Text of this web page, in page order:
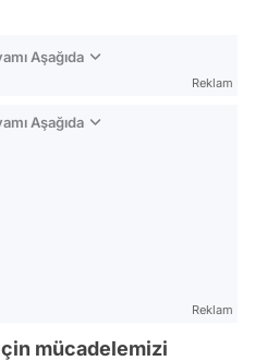
Aşağıda
Reklam
Aşağıda
Reklam
mücadelemizi